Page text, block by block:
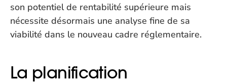
son potentiel de rentabilité supérieure mais
nécessite désormais une analyse fine de sa
viabilité dans le nouveau cadre réglementaire.
La planification